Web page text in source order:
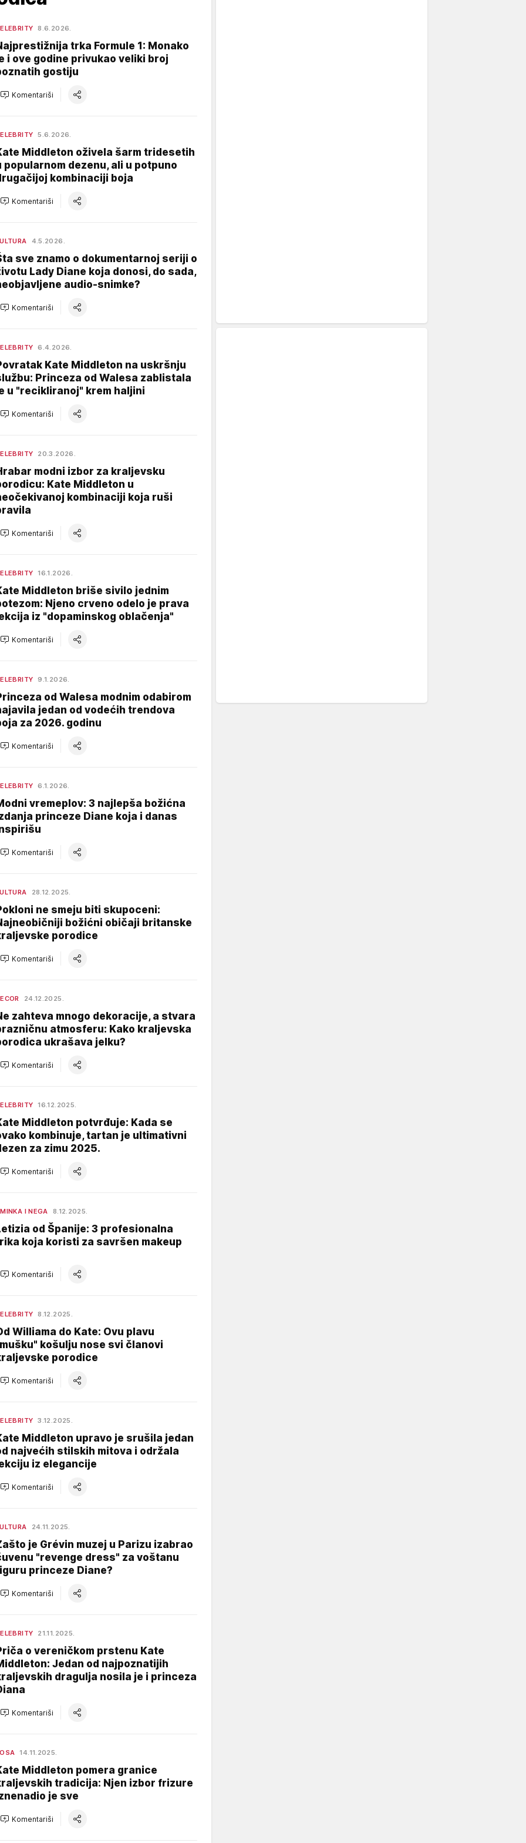
8.6.2026.
trka Formule 1: Monako
i ove godine privukao veliki broj
gostiju
Komentariši
5.6.2026.
Middleton oživela šarm tridesetih
popularnom dezenu, ali u potpuno
kombinaciji boja
Komentariši
4.5.2026.
sve znamo o dokumentarnoj seriji o
Lady Diane koja donosi, do sada,
audio-snimke?
Komentariši
6.4.2026.
Kate Middleton na uskršnju
Princeza od Walesa zablistala
u "recikliranoj" krem haljini
Komentariši
20.3.2026.
modni izbor za kraljevsku
Kate Middleton u
kombinaciji koja ruši
Komentariši
16.1.2026.
Middleton briše sivilo jednim
Njeno crveno odelo je prava
iz "dopaminskog oblačenja"
Komentariši
9.1.2026.
od Walesa modnim odabirom
jedan od vodećih trendova
za 2026. godinu
Komentariši
6.1.2026.
vremeplov: 3 najlepša božićna
princeze Diane koja i danas
Komentariši
28.12.2025.
ne smeju biti skupoceni:
božićni običaji britanske
porodice
Komentariši
24.12.2025.
zahteva mnogo dekoracije, a stvara
atmosferu: Kako kraljevska
ukrašava jelku?
Komentariši
16.12.2025.
Middleton potvrđuje: Kada se
kombinuje, tartan je ultimativni
za zimu 2025.
Komentariši
I NEGA 8.12.2025.
od Španije: 3 profesionalna
koja koristi za savršen makeup
Komentariši
8.12.2025.
Williama do Kate: Ovu plavu
košulju nose svi članovi
porodice
Komentariši
3.12.2025.
Middleton upravo je srušila jedan
najvećih stilskih mitova i održala
iz elegancije
Komentariši
24.11.2025.
je Grévin muzej u Parizu izabrao
"revenge dress" za voštanu
princeze Diane?
Komentariši
21.11.2025.
o vereničkom prstenu Kate
Jedan od najpoznatijih
dragulja nosila je i princeza
Komentariši
14.11.2025.
Middleton pomera granice
tradicija: Njen izbor frizure
je sve
Komentariši